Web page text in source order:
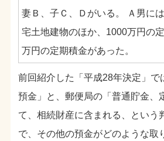
妻Ｂ、子Ｃ、Ｄがいる。 Ａ男に
宅土地建物のほか、1000万円の
万円の定期積金があった。
前回紹介した「平成28年決定」で
預金」と、郵便局の「普通貯金、
て、相続財産に含まれる、という
で、その他の預金がどのような取